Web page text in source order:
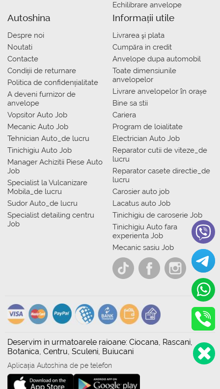
Echilibrare anvelope
Autoshina
Despre noi
Noutati
Contacte
Condiții de returnare
Politica de confidențialitate
A deveni furnizor de
anvelope
Vopsitor Auto Job
Mecanic Auto Job
Tehnician Auto_de lucru
Tinichigiu Auto Job
Manager Achizitii Piese Auto
Job
Specialist la Vulcanizare
Mobila_de lucru
Sudor Auto_de lucru
Specialist detailing centru
Job
Informații utile
Livrarea şi plata
Сumpăra in credit
Anvelope dupa automobil
Toate dimensiunile
anvelopelor
Livrare anvelopelor în orașe
Bine sa stii
Cariera
Program de loialitate
Electrician Auto Job
Reparator cutii de viteze_de
lucru
Reparator casete directie_de
lucru
Carosier auto job
Lacatus auto Job
Tinichigiu de caroserie Job
Tinichigiu Auto fara
experienta Job
Mecanic sasiu Job
Deservim in urmatoarele raioane: Ciocana, Rascani,
Botanica, Centru, Sculeni, Buiucani
Aplicația Autoshina de pe telefon